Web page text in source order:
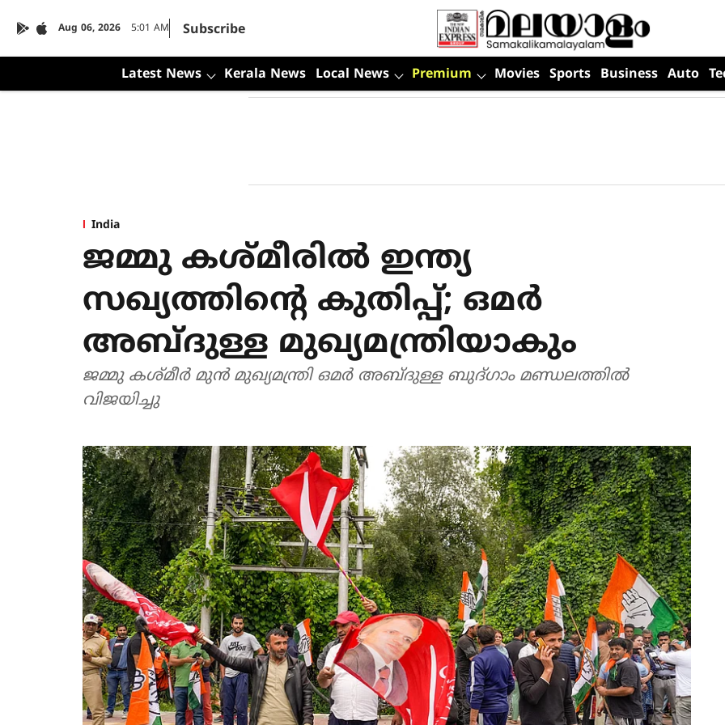
Aug 06, 2026 5:01 AM Subscribe
Latest News Kerala News Local News Premium Movies Sports Business Auto
India
ജമ്മു കശ്മീരില്‍ ഇന്ത്യ
സഖ്യത്തിന്റെ കുതിപ്പ്; ഒമർ
അബ്ദുള്ള മുഖ്യമന്ത്രിയാകും
ജമ്മു കശ്മീര്‍ മുന്‍ മുഖ്യമന്ത്രി ഒമര്‍ അബ്ദുള്ള ബുദ്ഗാം മണ്ഡലത്തില്‍
വിജയിച്ചു